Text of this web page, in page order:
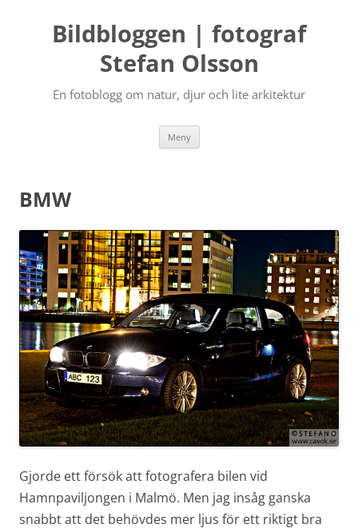
Bildbloggen | fotograf
Stefan Olsson
En fotoblogg om natur, djur och lite arkitektur
Meny Hoppa
till
BMW
Gjorde ett försök att fotografera bilen vid
Hamnpaviljongen i Malmö. Men jag insåg ganska
snabbt att det behövdes mer ljus för ett riktigt bra